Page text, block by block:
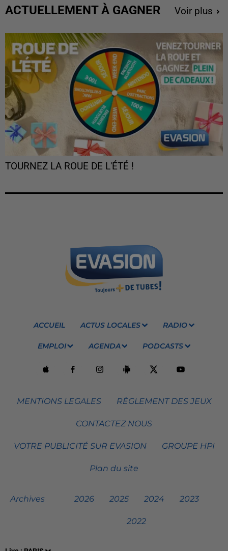
ACTUELLEMENT À GAGNER Voir plus
TOURNEZ LA ROUE DE L'ÉTÉ !
ACCUEIL ACTUS LOCALES RADIO
EMPLOI AGENDA PODCASTS
MENTIONS LEGALES RÈGLEMENT DES JEUX
CONTACTEZ NOUS
VOTRE PUBLICITÉ SUR EVASION GROUPE HPI
Plan du site
Archives 2026 2025 2024 2023
2022